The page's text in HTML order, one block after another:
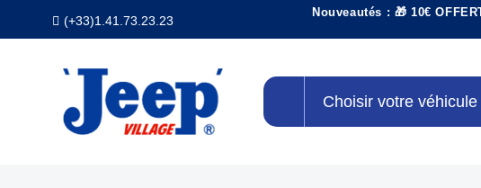
(+33)1.41.73.23.23
Nouveautés : 🎁 10€
Choisir votre véhicule